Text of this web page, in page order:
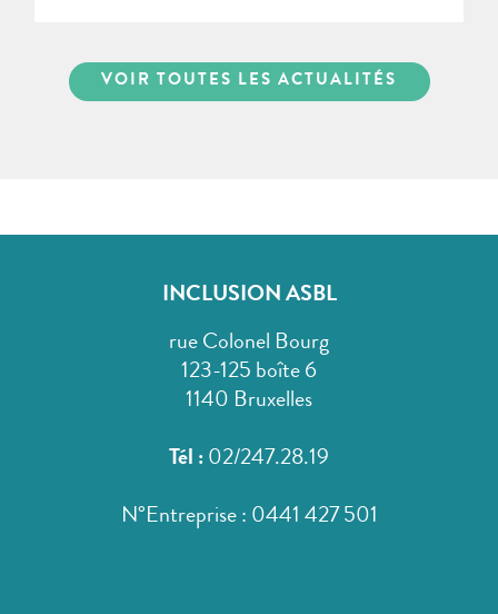
VOIR TOUTES LES ACTUALITÉS
INCLUSION ASBL
rue Colonel Bourg
123-125 boîte 6
1140 Bruxelles
Tél : 02/247.28.19
N°Entreprise : 0441 427 501